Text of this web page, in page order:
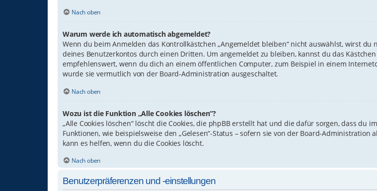
Nach oben
Warum werde ich automatisch abgemeldet?
Wenn du beim Anmelden das Kontrollkästchen „Angemeldet bleiben“ nicht auswählst, wirst
deines Benutzerkontos durch einen Dritten. Um angemeldet zu bleiben, kannst du das
empfehlenswert, wenn du dich an einem öffentlichen Computer, zum Beispiel in einem
wurde sie vermutlich von der Board-Administration ausgeschaltet.
Nach oben
Wozu ist die Funktion „Alle Cookies löschen“?
„Alle Cookies löschen“ löscht die Cookies, die phpBB erstellt hat und die dafür sorgen, dass du
Funktionen, wie beispielsweise den „Gelesen“-Status – sofern sie von der Board-
kann es helfen, wenn du die Cookies löscht.
Nach oben
Benutzerpräferenzen und -einstellungen